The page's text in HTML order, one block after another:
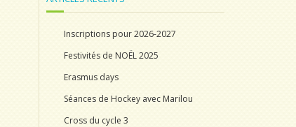
Inscriptions pour 2026-2027
Festivités de NOËL 2025
Erasmus days
Séances de Hockey avec Marilou
Cross du cycle 3